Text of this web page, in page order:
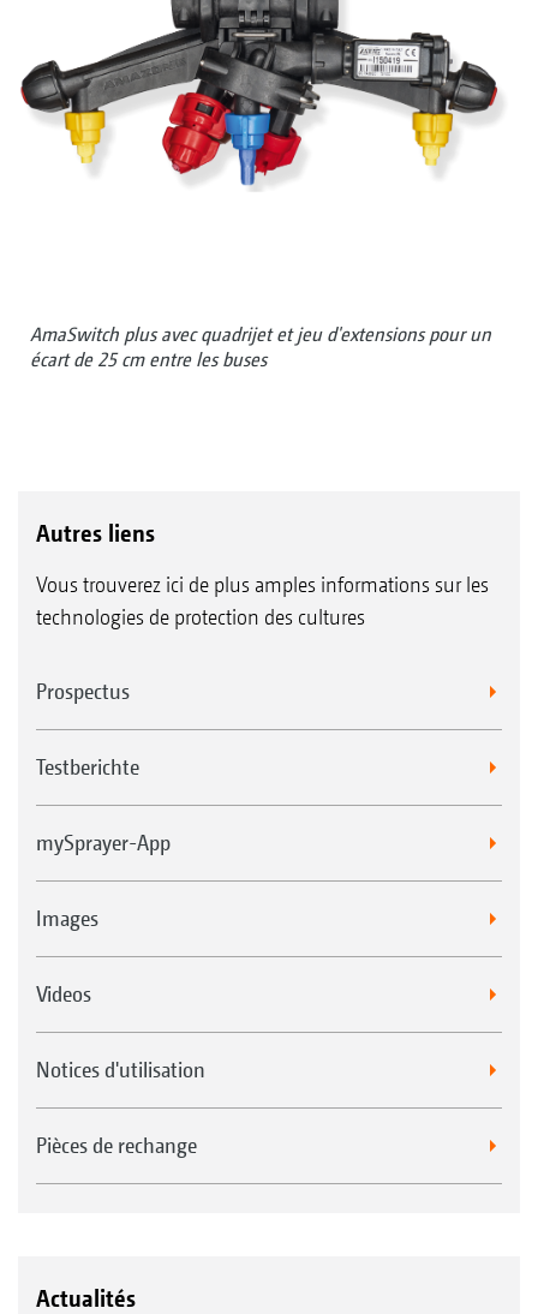
AmaSwitch plus avec quadrijet et jeu d'extensions pour un
écart de 25 cm entre les buses
Autres liens
Vous trouverez ici de plus amples informations sur les
technologies de protection des cultures
Prospectus
Testberichte
mySprayer-App
Images
Videos
Notices d'utilisation
Pièces de rechange
Actualités